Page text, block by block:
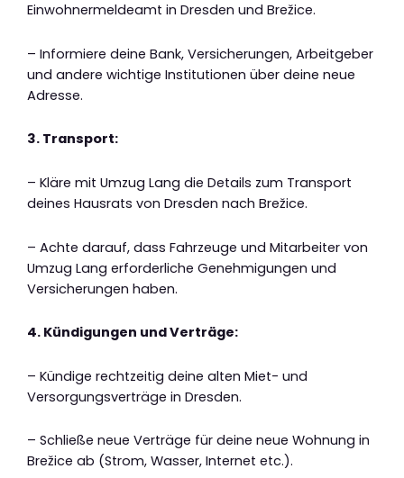
Einwohnermeldeamt in Dresden und Brežice.
– Informiere deine Bank, Versicherungen, Arbeitgeber
und andere wichtige Institutionen über deine neue
Adresse.
3. Transport:
– Kläre mit Umzug Lang die Details zum Transport
deines Hausrats von Dresden nach Brežice.
– Achte darauf, dass Fahrzeuge und Mitarbeiter von
Umzug Lang erforderliche Genehmigungen und
Versicherungen haben.
4. Kündigungen und Verträge:
– Kündige rechtzeitig deine alten Miet- und
Versorgungsverträge in Dresden.
– Schließe neue Verträge für deine neue Wohnung in
Brežice ab (Strom, Wasser, Internet etc.).